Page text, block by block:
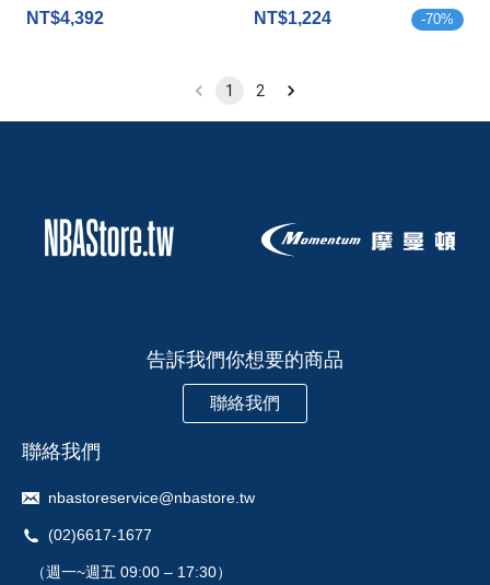
NT$4,392
NT$1,224
-70%
1 2
告訴我們你想要的商品
聯絡我們
聯絡我們
nbastoreservice@nbastore.tw
(02)6617-1677
（週一~週五 09:00 – 17:30）